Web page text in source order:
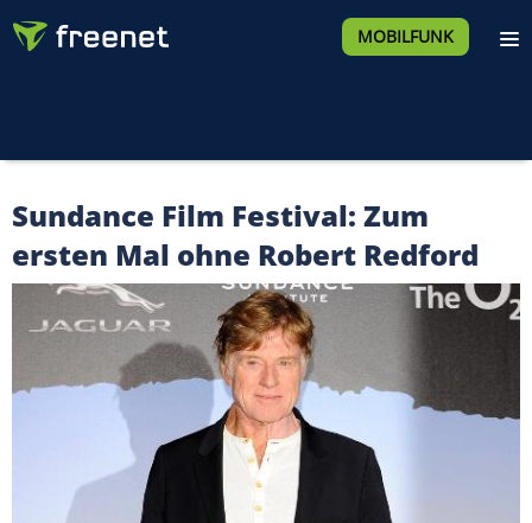
MOBILFUNK
Sundance Film Festival: Zum
ersten Mal ohne Robert Redford